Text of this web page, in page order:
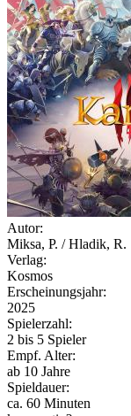
Autor:
Miksa, P. / Hladik, R.
Verlag:
Kosmos
Erscheinungsjahr:
2025
Spielerzahl:
2 bis 5 Spieler
Empf. Alter:
ab 10 Jahre
Spieldauer:
ca. 60 Minuten